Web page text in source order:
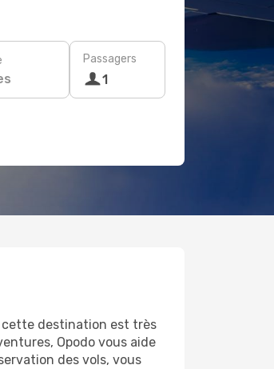
Passagers
1
cette destination est très
Opodo vous aide
des vols, vous